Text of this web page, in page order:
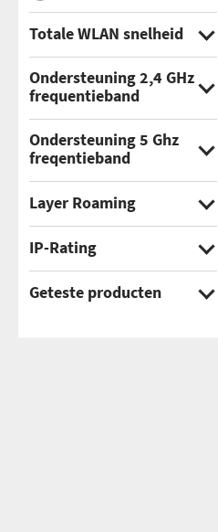
Totale WLAN snelheid
min. Mbit/s
Ondersteuning 2,4 GHz
frequentieband
Nee
Ondersteuning 5 Ghz
freqentieband
Nee
Layer Roaming
Layer 2
Layer 2 / Layer 3
IP-Rating
Geteste producten